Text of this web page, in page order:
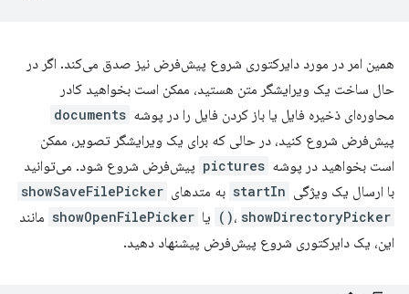
همین امر در مورد دایرکتوری شروع پیش‌فرض نیز صدق می‌کند. اگر در
حال ساخت یک ویرایشگر متن هستید، ممکن است بخواهید کادر
محاوره‌ای ذخیره فایل یا باز کردن فایل را در پوشه documents
پیش‌فرض شروع کنید، در حالی که برای یک ویرایشگر تصویر، ممکن
است بخواهید در پوشه pictures پیش‌فرض شروع شود. می‌توانید
با ارسال یک ویژگی startIn به متدهای showSaveFilePicker
، showDirectoryPicker() یا showOpenFilePicker مانند
این، یک دایرکتوری شروع پیش‌فرض پیشنهاد دهید.